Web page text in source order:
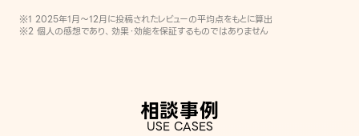
※1 2025年1月〜12月に投稿されたレビューの平均点をもとに算出
※2 個人の感想であり、効果・効能を保証するものではありません
相談事例
USE CASES